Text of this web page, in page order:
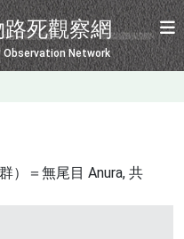
死觀察網
Observation Network
）＝無尾目 Anura, 共